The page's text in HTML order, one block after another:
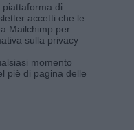
di
accetti che le
Mailchimp per
sulla privacy
momento
piè di pagina delle